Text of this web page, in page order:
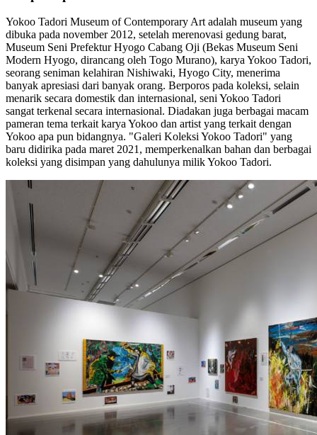
Yokoo Tadori Museum of Contemporary Art adalah museum yang
dibuka pada november 2012, setelah merenovasi gedung barat,
Museum Seni Prefektur Hyogo Cabang Oji (Bekas Museum Seni
Modern Hyogo, dirancang oleh Togo Murano), karya Yokoo Tadori,
seorang seniman kelahiran Nishiwaki, Hyogo City, menerima
banyak apresiasi dari banyak orang. Berporos pada koleksi, selain
menarik secara domestik dan internasional, seni Yokoo Tadori
sangat terkenal secara internasional. Diadakan juga berbagai macam
pameran tema terkait karya Yokoo dan artist yang terkait dengan
Yokoo apa pun bidangnya. "Galeri Koleksi Yokoo Tadori" yang
baru didirika pada maret 2021, memperkenalkan bahan dan berbagai
koleksi yang disimpan yang dahulunya milik Yokoo Tadori.